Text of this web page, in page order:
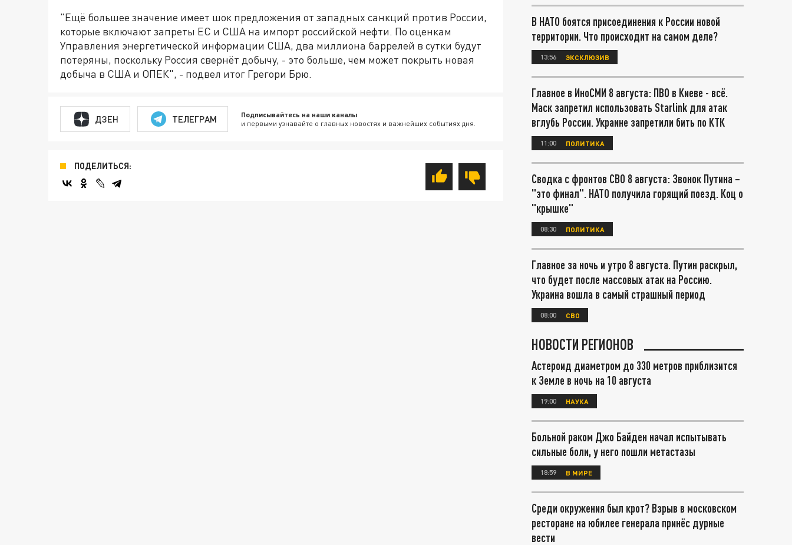
"Ещё большее значение имеет шок предложения от западных санкций против России,
которые включают запреты ЕС и США на импорт российской нефти. По оценкам
Управления энергетической информации США, два миллиона баррелей в сутки будут
потеряны, поскольку Россия свернёт добычу, - это больше, чем может покрыть новая
добыча в США и ОПЕК", - подвел итог Грегори Брю.
ДЗЕН ТЕЛЕГРАМ Подписывайтесь на наши каналы
и первыми узнавайте о главных новостях и важнейших событиях дня.
ПОДЕЛИТЬСЯ:
В НАТО боятся присоединения к России новой
территории. Что происходит на самом деле?
13:56 ЭКСКЛЮЗИВ
Главное в ИноСМИ 8 августа: ПВО в Киеве - всё.
Маск запретил использовать Starlink для атак
вглубь России. Украине запретили бить по КТК
11:00 ПОЛИТИКА
Сводка с фронтов СВО 8 августа: Звонок Путина –
"это финал". НАТО получила горящий поезд. Коц о
"крышке"
08:30 ПОЛИТИКА
Главное за ночь и утро 8 августа. Путин раскрыл,
что будет после массовых атак на Россию.
Украина вошла в самый страшный период
08:00 СВО
НОВОСТИ РЕГИОНОВ
Астероид диаметром до 330 метров приблизится
к Земле в ночь на 10 августа
19:00 НАУКА
Больной раком Джо Байден начал испытывать
сильные боли, у него пошли метастазы
18:59 В МИРЕ
Среди окружения был крот? Взрыв в московском
ресторане на юбилее генерала принёс дурные
вести